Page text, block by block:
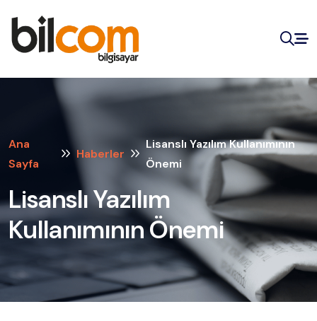
Ana
Sayfa
Haberler
Lisanslı Yazılım Kullanımının
Önemi
Lisanslı Yazılım
Kullanımının Önemi